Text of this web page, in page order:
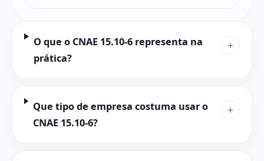
O que o CNAE 15.10-6 representa na
prática?
+
Que tipo de empresa costuma usar o
CNAE 15.10-6?
+